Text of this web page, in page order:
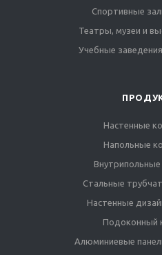
Спортивные
Театры, музеи и
Учебные
Настенные
Напольные
Стальные
Настенные
Подоконный
Алюминиевые